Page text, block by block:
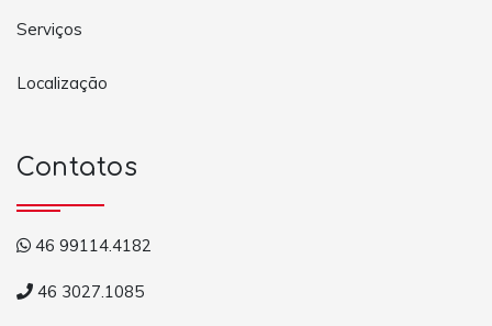
Serviços
Localização
Contatos
46 99114.4182
46 3027.1085